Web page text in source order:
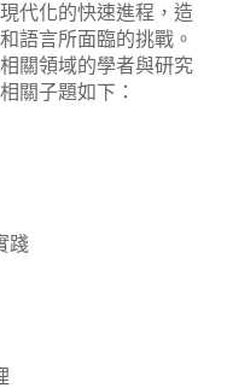
代化的快速進程，造
語言所面臨的挑戰。
關領域的學者與研究
關子題如下：
踐